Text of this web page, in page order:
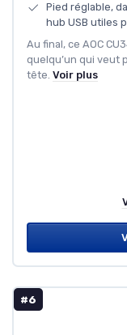
Pied réglable,
hub USB utiles
Au final, ce AOC
quelqu’un qui veut
tête. Voir plus
#6